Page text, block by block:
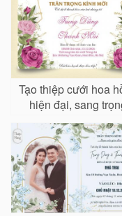
Tạo thiệp cưới hoa
hiện đại, sang